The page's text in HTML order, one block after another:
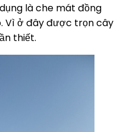
là che mát đồng
Vì ở đây được trọn cây
thiết.